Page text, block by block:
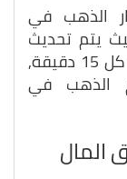
الذهب في
يتم تحديث
كل 15 دقيقة,
الذهب في
المال